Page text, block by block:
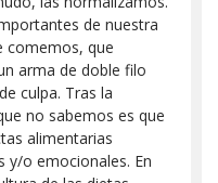
de nuestra
comemos, que
arma de doble filo
culpa. Tras la
no sabemos es que
alimentarias
y/o emocionales. En